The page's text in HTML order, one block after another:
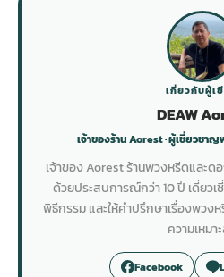
เกี่ยวกับผู้เ
DEAW
เจ้าของร้าน Aorest · ผู้เชี่ยวช
เจ้าของ Aorest ร้านพวงหรีดและ
ด้วยประสบการณ์กว่า 10 ปี เดี่ยว
พิธีกรรม และให้คำปรึกษาเรื่องพวง
ความเหมา
Facebook